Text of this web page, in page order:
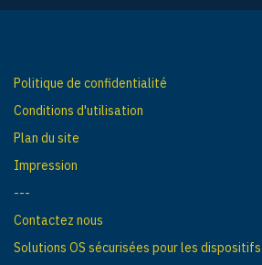
Politique de confidentialité
Conditions d'utilisation
Plan du site
Impression
---
Contactez nous
Solutions OS sécurisées pour les